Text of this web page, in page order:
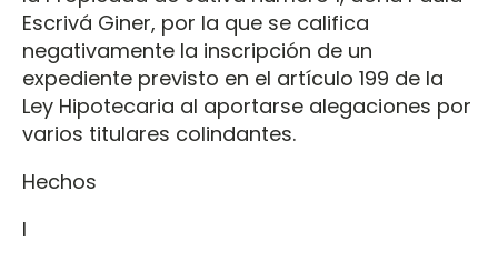
Escrivá Giner, por la que se califica
negativamente la inscripción de un
expediente previsto en el artículo 199 de la
Ley Hipotecaria al aportarse alegaciones por
varios titulares colindantes.
Hechos
I